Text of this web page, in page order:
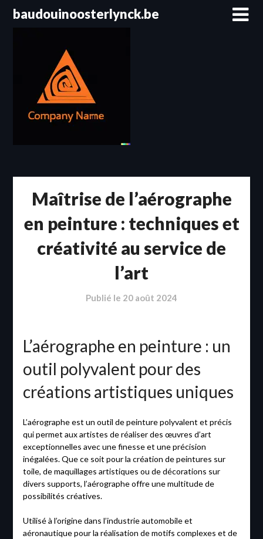
Passerbaudouinoosterlynck.be
Maîtrise de l’aérographe
en peinture : techniques et
créativité au service de
l’art
Publié le 20 août 2024
L’aérographe en peinture : un
outil polyvalent pour des
créations artistiques uniques
L’aérographe est un outil de peinture polyvalent et précis
qui permet aux artistes de réaliser des œuvres d’art
exceptionnelles avec une finesse et une précision
inégalées. Que ce soit pour la création de peintures sur
toile, de maquillages artistiques ou de décorations sur
divers supports, l’aérographe offre une multitude de
possibilités créatives.
Utilisé à l’origine dans l’industrie automobile et
aéronautique pour la réalisation de motifs complexes et de